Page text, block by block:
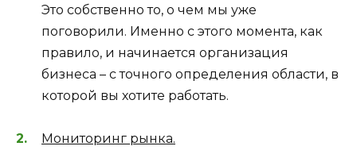
Это собственно то, о чем мы уже
поговорили. Именно с этого момента, как
правило, и начинается организация
бизнеса – с точного определения области, в
которой вы хотите работать.
Мониторинг рынка.